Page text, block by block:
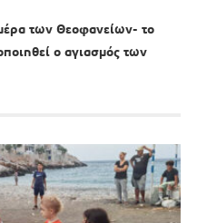
των Θεοφανείων- το
ο αγιασμός των